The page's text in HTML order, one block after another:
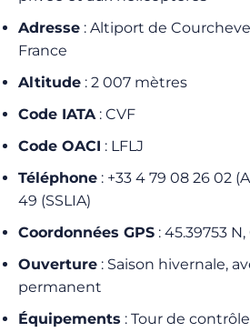
Adresse : Altiport de
France
Altitude : 2 007 mètres
Code IATA: CVF
Code OACI : LFLJ
Téléphone : +33 4 79 08 26 02
49 (SSLIA)
Coordonnées GPS : 45.39753
Ouverture : Saison hivernale,
permanent
Équipements : Tour de